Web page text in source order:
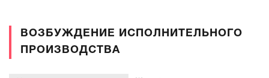
ВОЗБУЖДЕНИЕ ИСПОЛНИТЕЛЬНОГО
ПРОИЗВОДСТВА